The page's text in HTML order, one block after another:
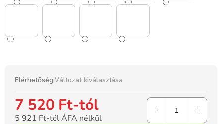
Elérhetőség:Változat kiválasztása
7 520 Ft-tól
5 921 Ft-tól ÁFA nélkül